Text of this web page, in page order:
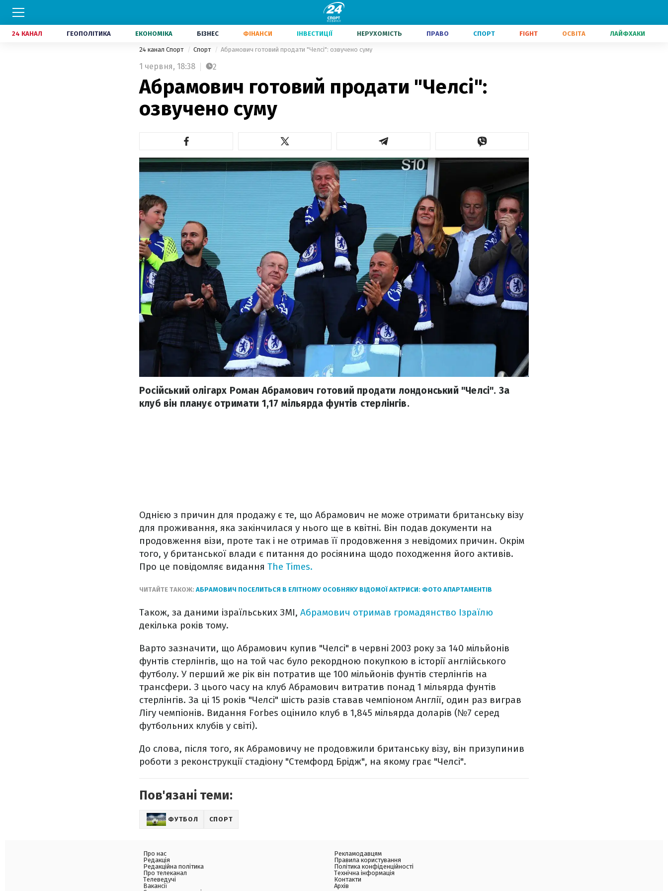
24 КАНАЛ ГЕОПОЛІТИКА ЕКОНОМІКА БІЗНЕС ФІНАНСИ ІНВЕСТИЦІЇ НЕРУХОМІСТЬ ПРАВО СПОРТ FIGHT ОСВІТА ЛАЙФХАКИ
24 канал Спорт Спорт Абрамович готовий продати "Челсі": озвучено суму
1 червня, 18:38 2
Абрамович готовий продати "Челсі":
озвучено суму
Російський олігарх Роман Абрамович готовий продати лондонський "Челсі". За
клуб він планує отримати 1,17 мільярда фунтів стерлінгів.
Однією з причин для продажу є те, що Абрамович не може отримати британську візу
для проживання, яка закінчилася у нього ще в квітні. Він подав документи на
продовження візи, проте так і не отримав її продовження з невідомих причин. Окрім
того, у британської влади є питання до росіянина щодо походження його активів.
Про це повідомляє видання The Times.
ЧИТАЙТЕ ТАКОЖ: АБРАМОВИЧ ПОСЕЛИТЬСЯ В ЕЛІТНОМУ ОСОБНЯКУ ВІДОМОЇ АКТРИСИ: ФОТО АПАРТАМЕНТІВ
Також, за даними ізраїльських ЗМІ, Абрамович отримав громадянство Ізраїлю
декілька років тому.
Варто зазначити, що Абрамович купив "Челсі" в червні 2003 року за 140 мільйонів
фунтів стерлінгів, що на той час було рекордною покупкою в історії англійського
футболу. У перший же рік він потратив ще 100 мільйонів фунтів стерлінгів на
трансфери. З цього часу на клуб Абрамович витратив понад 1 мільярда фунтів
стерлінгів. За ці 15 років "Челсі" шість разів ставав чемпіоном Англії, один раз виграв
Лігу чемпіонів. Видання Forbes оцінило клуб в 1,845 мільярда доларів (№7 серед
футбольних клубів у світі).
До слова, після того, як Абрамовичу не продовжили британську візу, він призупинив
роботи з реконструкції стадіону "Стемфорд Брідж", на якому грає "Челсі".
Пов'язані теми:
ФУТБОЛ СПОРТ
Про нас
Редакція
Редакційна політика
Про телеканал
Телеведучі
Вакансії
Рекламодавцям
Правила користування
Політика конфіденційності
Технічна інформація
Контакти
Архів